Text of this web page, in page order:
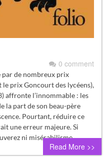
0 comment
de nombreux prix
prix Goncourt des lycéens),
affronte l’innommable : les
la part de son beau-père
Pourtant, réduire ce
une erreur majeure. Si
ni misérabilisme…
Read More >>